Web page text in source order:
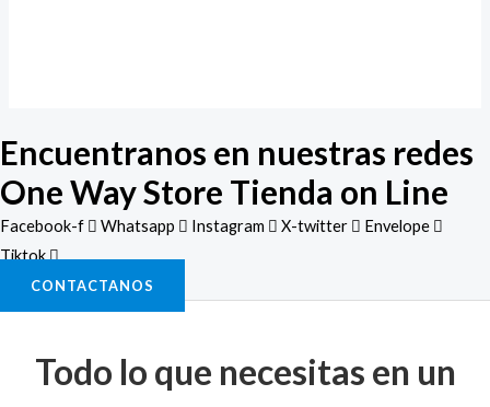
Encuentranos en nuestras redes
One Way Store Tienda on Line
Facebook-f Whatsapp Instagram X-twitter
Envelope
Tiktok
CONTACTANOS
Todo lo que necesitas en un